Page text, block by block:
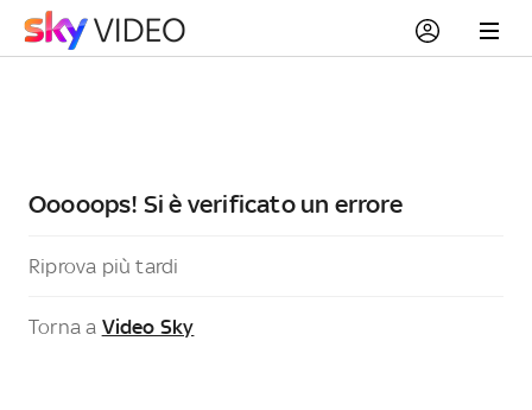
Ooooops! Si è verificato un errore
Riprova più tardi
Torna a Video Sky